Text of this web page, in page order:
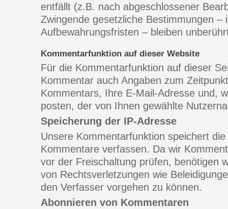
entfällt (z.B. nach abgeschlossener
Zwingende gesetzliche Bestimmungen –
Aufbewahrungsfristen – bleiben
Kommentarfunktion auf dieser Website
Für die Kommentarfunktion auf dieser
Kommentar auch Angaben zum
Kommentars, Ihre E-Mail-Adresse und,
posten, der von Ihnen gewählte
Speicherung der IP-Adresse
Unsere Kommentarfunktion speichert
Kommentare verfassen. Da wir
vor der Freischaltung prüfen, benötigen
von Rechtsverletzungen wie
den Verfasser vorgehen zu können.
Abonnieren von Kommentaren